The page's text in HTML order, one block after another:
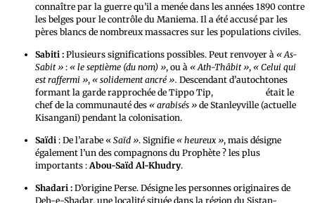
connaître par la guerre qu’il a menée dans les années 1890 contre
les belges pour le contrôle du Maniema. Il a été accusé par les
pères blancs de nombreux massacres sur les populations civiles.
Sabiti : Plusieurs significations possibles. Peut renvoyer à « As-
Sabit » : « le septième (du nom) », ou à « Ath-Thâbit », « Celui qui
est raffermi », « solidement ancré ». Descendant d’autochtones
formant la garde rapprochée de Tippo Tip,
était le
chef de la communauté des « arabisés » de Stanleyville (actuelle
Kisangani) pendant la colonisation.
Saïdi : De l’arabe « Saïd ». Signifie « heureux », mais désigne
également l’un des compagnons du Prophète ? les plus
importants : Abou-Saïd Al-Khudry.
Shadari : D’origine Perse. Désigne les personnes originaires de
Deh-e-Shadar, une localité située dans la région du Sistan-